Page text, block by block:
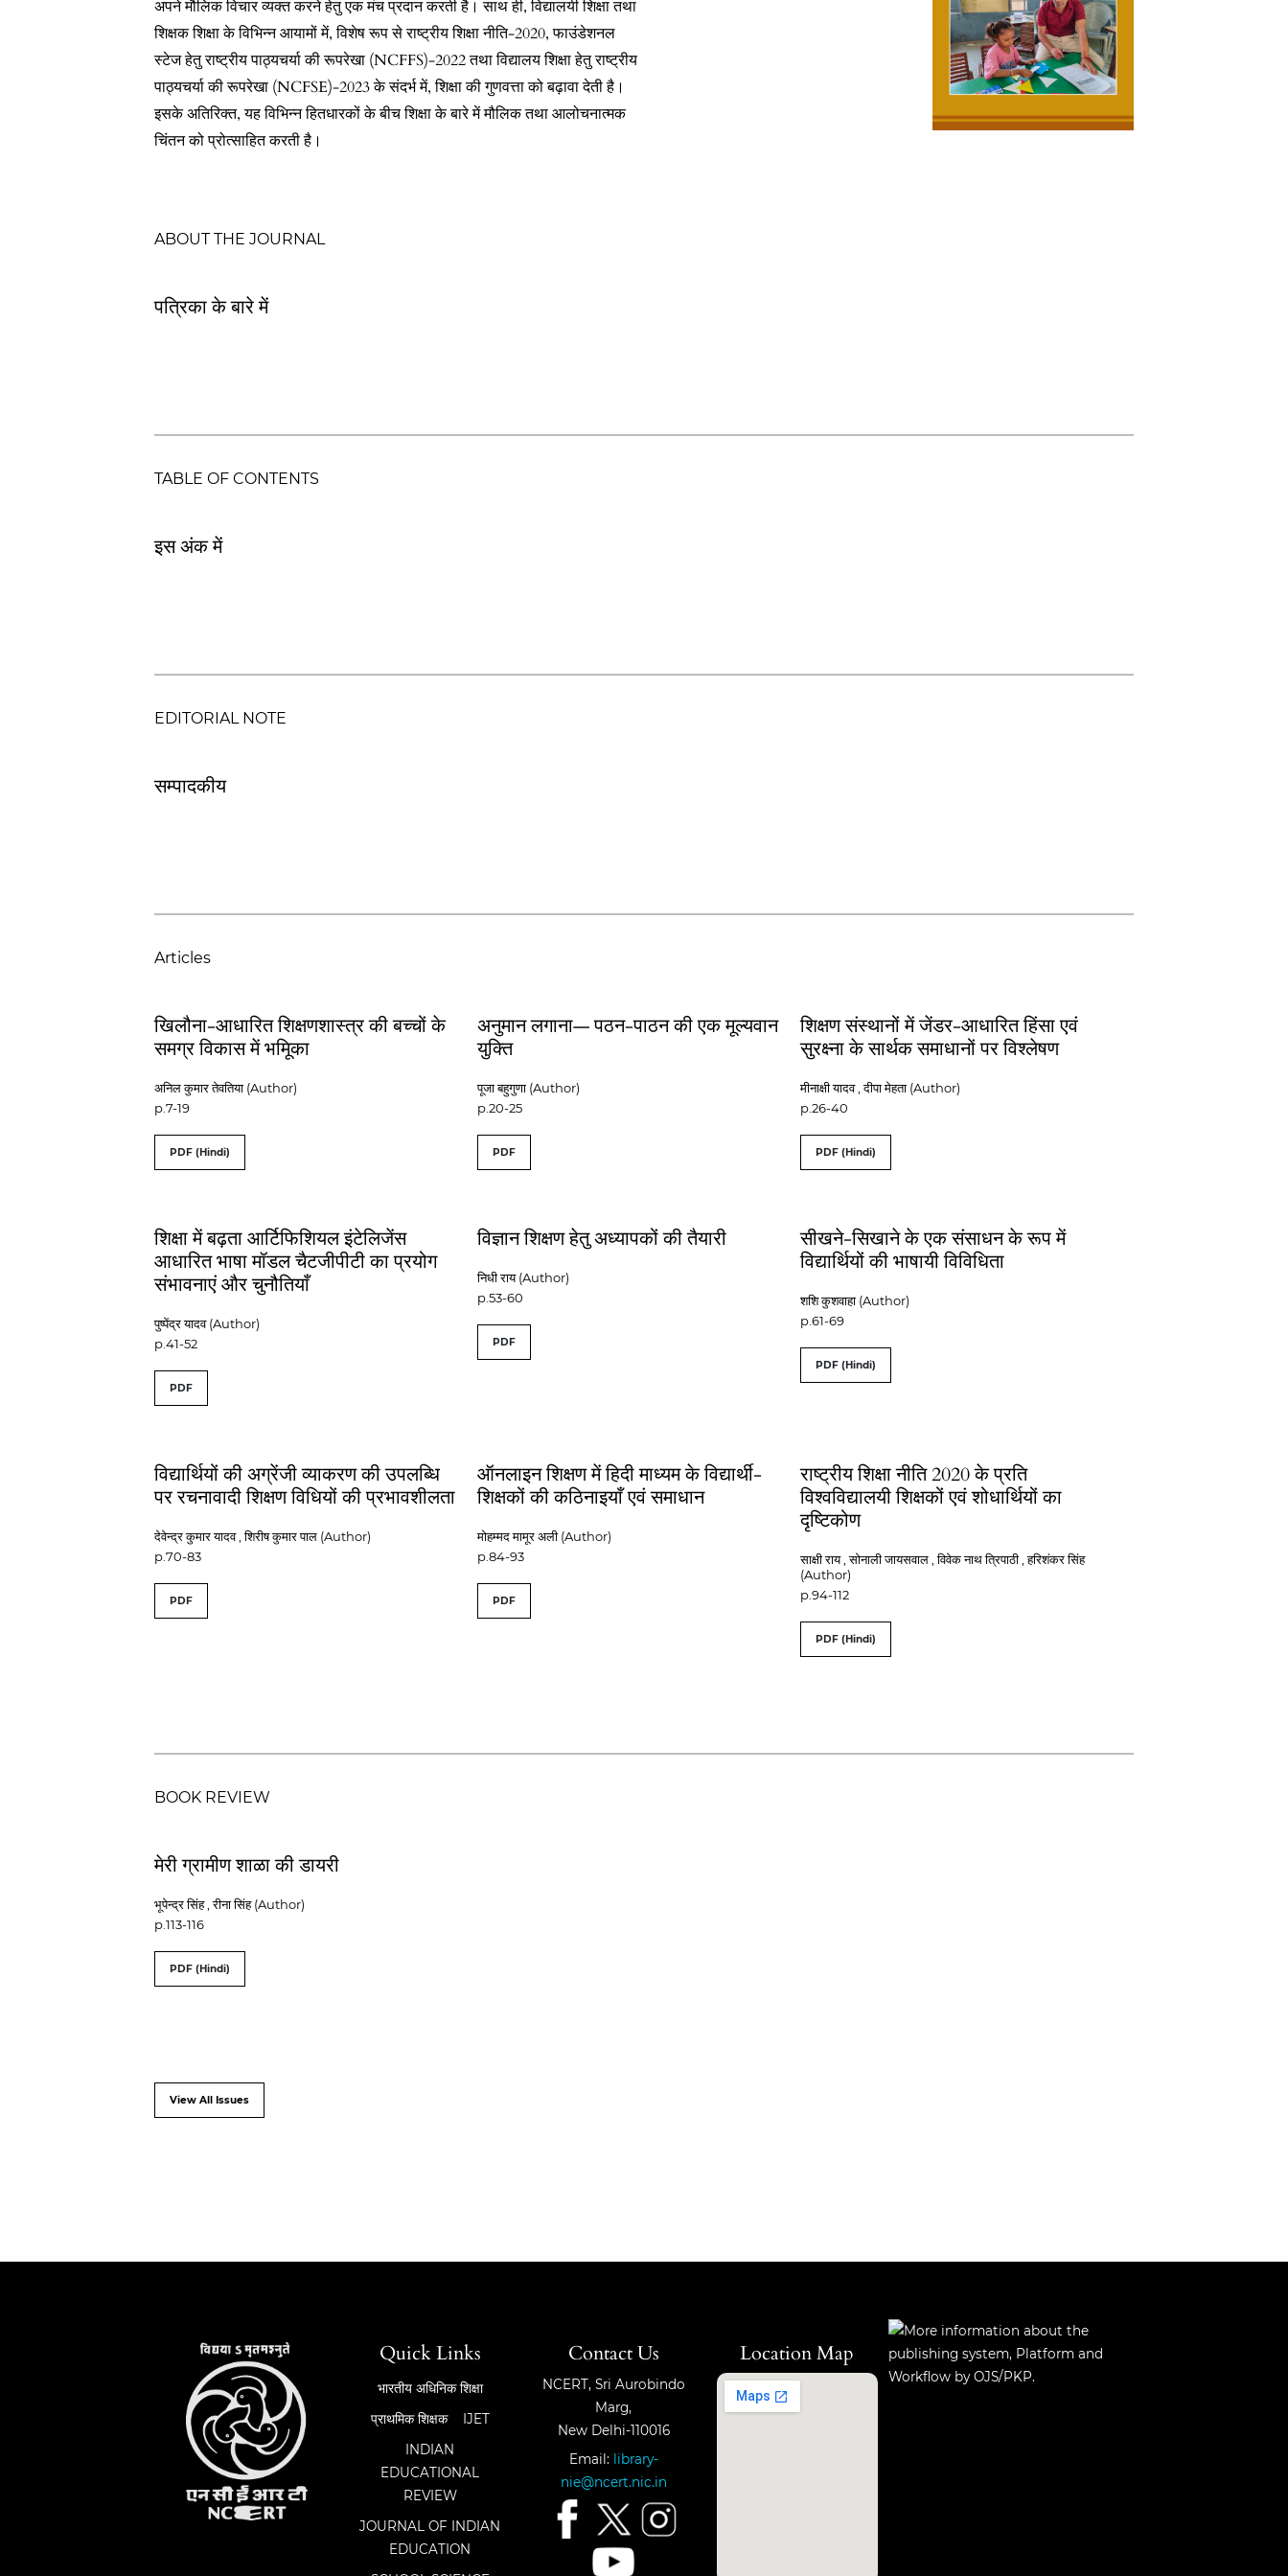
अपने मौलिक विचार व्यक्त करने हेतु एक मंच प्रदान करती है। साथ ही, विद्यालयी शिक्षा तथा
शिक्षक शिक्षा के विभिन्न आयामों में, विशेष रूप से राष्ट्रीय शिक्षा नीति-2020, फाउंडेशनल
स्टेज हेतु राष्ट्रीय पाठ्यचर्या की रूपरेखा (NCFFS)-2022 तथा विद्यालय शिक्षा हेतु राष्ट्रीय
पाठ्यचर्या की रूपरेखा (NCFSE)-2023 के संदर्भ में, शिक्षा की गुणवत्ता को बढ़ावा देती है।
इसके अतिरिक्त, यह विभिन्न हितधारकों के बीच शिक्षा के बारे में मौलिक तथा आलोचनात्मक
चिंतन को प्रोत्साहित करती है।
ABOUT THE JOURNAL
पत्रिका के बारे में
TABLE OF CONTENTS
इस अंक में
EDITORIAL NOTE
सम्पादकीय
Articles
खिलौना-आधारित शिक्षणशास्‍त्र की बच्चों के
समग्र विकास में भमिूका
अनिल कुमार तेवतिया (Author)
p.7-19
PDF (Hindi)
अनुमान लगाना— पठन-पाठन की एक मूल्यवान
युक्ति
पूजा बहुगुणा (Author)
p.20-25
PDF
शिक्षण संस्थानों में जेंडर-आधारित हिंसा एवं
सुरक्ष्ना के सार्थक समाधानों पर विश्लेषण
मीनाक्षी यादव , दीपा मेहता (Author)
p.26-40
PDF (Hindi)
शिक्षा में बढ़ता आर्टिफ‍िशियल इंटेलिजेंस
आधारित भाषा मॉडल चैटजीपीटी का प्रयोग
संभावनाएं और चुनौतियाँ
पुष्पेंद्र यादव (Author)
p.41-52
PDF
विज्ञान शिक्षण हेतु अध्यापकों की तैयारी
निधी राय (Author)
p.53-60
PDF
सीखने-सिखाने के एक संसाधन के रूप में
विद्यार्थियों की भाषायी विविधिता
शशि कुशवाहा (Author)
p.61-69
PDF (Hindi)
विद्यार्थियों की अग्रेंजी व्याकरण की उपलब्धि
पर रचनावादी शिक्षण विधियों की प्रभावशीलता
देवेन्द्र कुमार यादव , शिरीष कुमार पाल (Author)
p.70-83
PDF
ऑनलाइन शिक्षण में हिदी माध्यम के विद्यार्थी-
शिक्षकों की कठिनाइयाँ एवं समाधान
मोहम्मद मामूर अली (Author)
p.84-93
PDF
राष्ट्रीय शिक्षा नीति 2020 के प्रति
विश्‍वविद्यालयी शिक्षकों एवं शोधार्थियों का
दृष्टिकोण
साक्षी राय , सोनाली जायसवाल , विवेक नाथ त्रिपाठी , हरिशंकर सिंह
(Author)
p.94-112
PDF (Hindi)
BOOK REVIEW
मेरी ग्रामीण शाळा की डायरी
भूपेन्द्र सिंह , रीना सिंह (Author)
p.113-116
PDF (Hindi)
View All Issues
Quick Links
भारतीय अधिनिक शिक्षा
प्राथमिक शिक्षक
IJET
INDIAN
EDUCATIONAL
REVIEW
JOURNAL OF INDIAN
EDUCATION
Contact Us
NCERT, Sri Aurobindo
Marg,
New Delhi-110016
Email:
library-
nie@ncert.nic.in
Location Map